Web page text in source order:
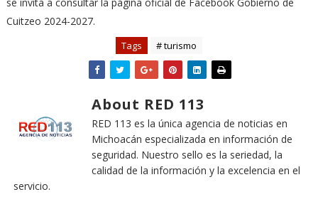
Cuitzeo 2024-2027.
Tags # turismo
About RED 113
RED 113 es la única agencia de noticias en
Michoacán especializada en información de
seguridad. Nuestro sello es la seriedad, la
calidad de la información y la excelencia en el
servicio.